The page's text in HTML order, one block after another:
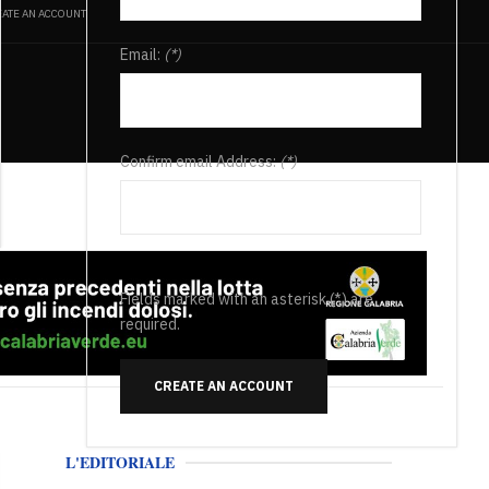
AN ACCOUNT
Email: (*)
Confirm email Address:(*)
Fields marked with an asterisk (*) are
required.
CREATE AN ACCOUNT
L'EDITORIALE